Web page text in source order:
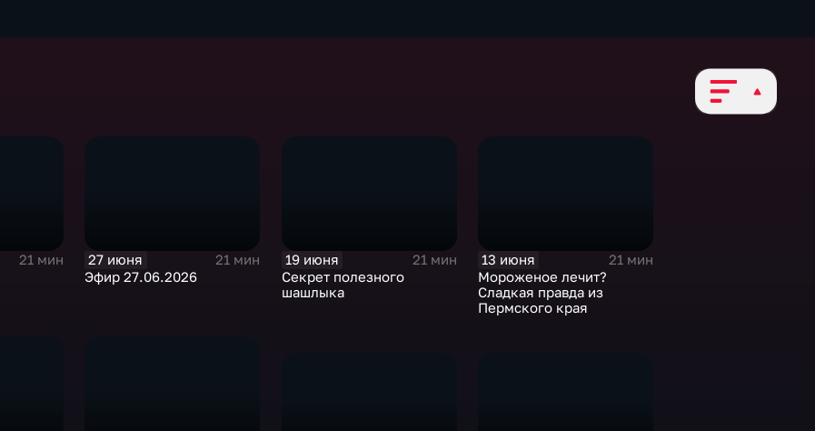
21 мин
27 июня
21 мин
Эфир 27.06.2026
19 июня
21 мин
Секрет полезного
шашлыка
13 июня
21 мин
Мороженое лечит?
Сладкая правда из
Пермского края